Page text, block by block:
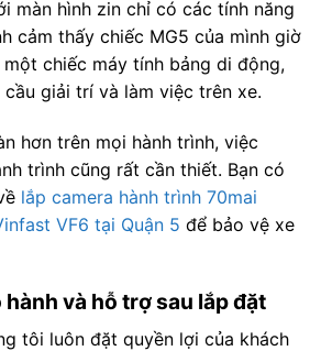
màn hình zin chỉ có các tính năng
cảm thấy chiếc MG5 của mình giờ
chiếc máy tính bảng di động,
giải trí và làm việc trên xe.
hơn trên mọi hành trình, việc
trình cũng rất cần thiết. Bạn có
lắp camera hành trình 70mai
VF6 tại Quận 5 để bảo vệ xe
và hỗ trợ sau lắp đặt
tôi luôn đặt quyền lợi của khách